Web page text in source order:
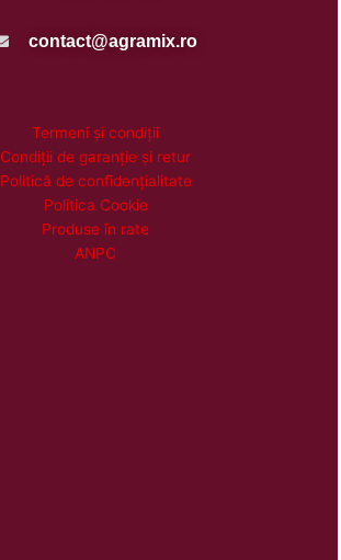
contact@agramix.ro
Termeni și condiții
Condiții de garanție și retur
Politică de confidențialitate
Politica Cookie
Produse în rate
ANPC